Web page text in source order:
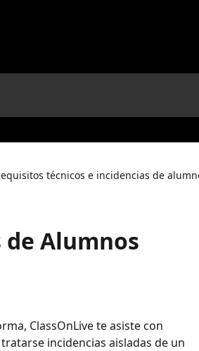
técnicos e incidencias de
Alumnos
ClassOnLive te asiste con
incidencias aisladas de un